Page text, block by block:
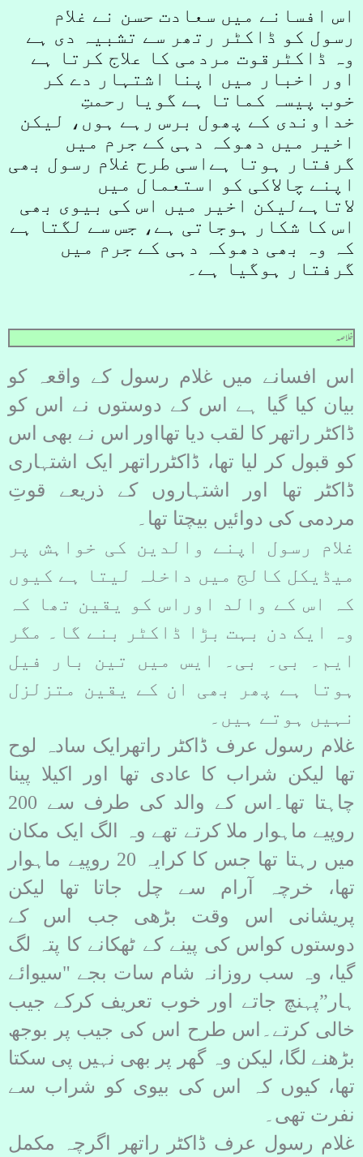
اس افسانے میں سعادت حسن نے غلام
رسول کو ڈاکٹر رتھر سے تشبیہ دی ہے
وہ ڈاکٹرقوت مردمی کا علاج کرتا ہے
اور اخبار میں اپنا اشتہار دے کر
خوب پیسہ کماتا ہے گویا رحمتِ
خداوندی کے پھول برس رہے ہوں، لیکن
اخیر میں دھوکہ دہی کے جرم میں
گرفتار ہوتا ہےاسی طرح غلام رسول بھی
اپنے چالاکی کو استعمال میں
لاتاہےلیکن اخیر میں اس کی بیوی بھی
اس کا شکار ہوجاتی ہے، جس سے لگتا ہے
کہ وہ بھی دھوکہ دہی کے جرم میں
گرفتار ہوگیا ہے۔
خلاصہ
اس افسانے میں غلام رسول کے واقعہ کو
بیان کیا گیا ہے اس کے دوستوں نے اس کو
ڈاکٹر راتھر کا لقب دیا تھااور اس نے بھی اس
کو قبول کر لیا تھا، ڈاکٹرراتھر ایک اشتہاری
ڈاکٹر تھا اور اشتہاروں کے ذریعے قوتِ
مردمی کی دوائیں بیچتا تھا۔
غلام رسول اپنے والدین کی خواہش پر
میڈیکل کالج میں داخلہ لیتا ہے کیوں
کہ اس کے والد اوراس کو یقین تھا کہ
وہ ایک دن بہت بڑا ڈاکٹر بنے گا۔ مگر
ایم۔ بی۔ بی۔ ایس میں تین بار فیل
ہوتا ہے پھر بھی ان کے یقین متزلزل
نہیں ہوتے ہیں۔
غلام رسول عرف ڈاکٹر راتھرایک سادہ لوح
تھا لیکن شراب کا عادی تھا اور اکیلا پینا
چاہتا تھا۔اس کے والد کی طرف سے 200
روپیے ماہوار ملا کرتے تھے وہ الگ ایک مکان
میں رہتا تھا جس کا کرایہ 20 روپیے ماہوار
تھا، خرچہ آرام سے چل جاتا تھا لیکن
پریشانی اس وقت بڑھی جب اس کے
دوستوں کواس کی پینے کے ٹھکانے کا پتہ لگ
گیا، وہ سب روزانہ شام سات بجے "سیوائے
ہار”پہنچ جاتے اور خوب تعریف کرکے جیب
خالی کرتے۔اس طرح اس کی جیب پر بوجھ
بڑھنے لگا، لیکن وہ گھر پر بھی نہیں پی سکتا
تھا، کیوں کہ اس کی بیوی کو شراب سے
نفرت تھی۔
غلام رسول عرف ڈاکٹر راتھر اگرچہ مکمل